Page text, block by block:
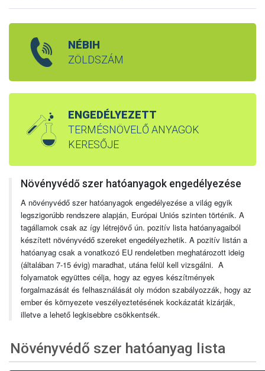
NÉBIH
ZÖLDSZÁM
ENGEDÉLYEZETT
TERMÉSNÖVELŐ ANYAGOK
KERESŐJE
Növényvédő szer hatóanyagok engedélyezése
A növényvédő szer hatóanyagok engedélyezése a világ egyik
legszigorúbb rendszere alapján, Európai Uniós szinten történik. A
tagállamok csak az így létrejövő ún. pozitív lista hatóanyagaiból
készített növényvédő szereket engedélyezhetik. A pozitív listán a
hatóanyag csak a vonatkozó EU rendeletben meghatározott ideig
(általában 7-15 évig) maradhat, utána felül kell vizsgálni. A
folyamatok együttes célja, hogy az egyes készítmények
forgalmazását és felhasználását oly módon szabályozzák, hogy az
ember és környezete veszélyeztetésének kockázatát kizárják,
illetve a lehető legkisebbre csökkentsék.
Növényvédő szer hatóanyag lista